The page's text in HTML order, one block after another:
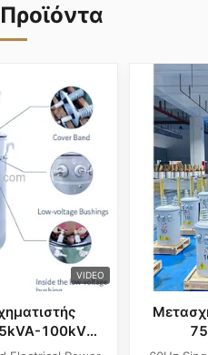
VIDEO
100kVA